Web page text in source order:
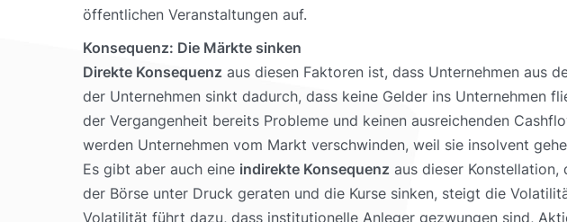
öffentlichen Veranstaltungen auf.
Konsequenz: Die Märkte sinken
Direkte Konsequenz aus diesen Faktoren ist, dass Unternehmen aus
der Unternehmen sinkt dadurch, dass keine Gelder ins Unternehmen
der Vergangenheit bereits Probleme und keinen ausreichenden
werden Unternehmen vom Markt verschwinden, weil sie insolvent
Es gibt aber auch eine indirekte Konsequenz aus dieser
der Börse unter Druck geraten und die Kurse sinken, steigt die
Volatilität führt dazu, dass institutionelle Anleger gezwungen sind,